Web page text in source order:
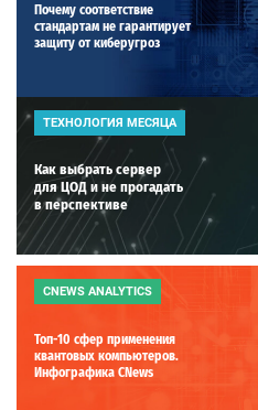
Почему соответствие
стандартам не гарантирует
защиту от киберугроз
ТЕХНОЛОГИЯ МЕСЯЦА
Как выбрать сервер
для ЦОД и не прогадать
в перспективе
CNEWS ANALYTICS
Топ-10 сфер применения
квантовых компьютеров.
Инфографика CNews